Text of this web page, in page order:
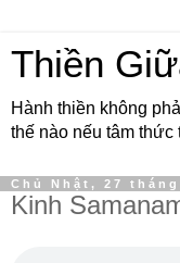
Thiền
Hành thiền không
thế nào nếu tâm thức
Chủ Nhật, 27 tháng
Kinh